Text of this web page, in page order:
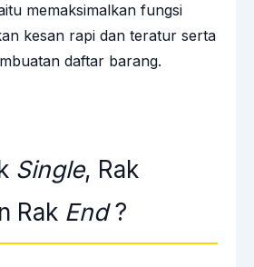
memaksimalkan fungsi
kesan rapi dan teratur serta
daftar barang.
Single, Rak
Rak End?